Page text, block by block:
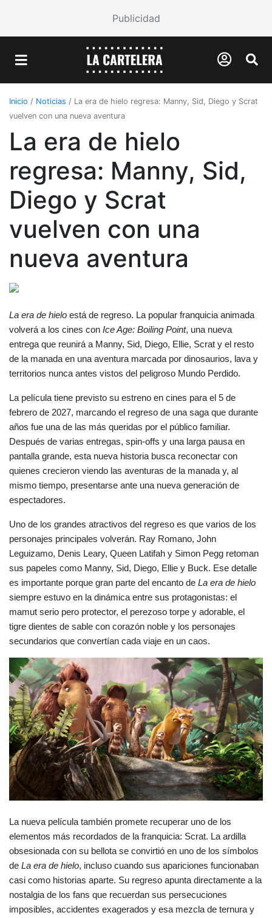
Publicidad
Inicio / Noticias / La era de hielo regresa: Manny, Sid, Diego y Scrat
vuelven con una nueva aventura
La era de hielo
regresa: Manny, Sid,
Diego y Scrat
vuelven con una
nueva aventura
La era de hielo está de regreso. La popular franquicia animada
volverá a los cines con Ice Age: Boiling Point, una nueva
entrega que reunirá a Manny, Sid, Diego, Ellie, Scrat y el resto
de la manada en una aventura marcada por dinosaurios, lava y
territorios nunca antes vistos del peligroso Mundo Perdido.
La película tiene previsto su estreno en cines para el 5 de
febrero de 2027, marcando el regreso de una saga que durante
años fue una de las más queridas por el público familiar.
Después de varias entregas, spin-offs y una larga pausa en
pantalla grande, esta nueva historia busca reconectar con
quienes crecieron viendo las aventuras de la manada y, al
mismo tiempo, presentarse ante una nueva generación de
espectadores.
Uno de los grandes atractivos del regreso es que varios de los
personajes principales volverán. Ray Romano, John
Leguizamo, Denis Leary, Queen Latifah y Simon Pegg retoman
sus papeles como Manny, Sid, Diego, Ellie y Buck. Ese detalle
es importante porque gran parte del encanto de La era de hielo
siempre estuvo en la dinámica entre sus protagonistas: el
mamut serio pero protector, el perezoso torpe y adorable, el
tigre dientes de sable con corazón noble y los personajes
secundarios que convertían cada viaje en un caos.
La nueva película también promete recuperar uno de los
elementos más recordados de la franquicia: Scrat. La ardilla
obsesionada con su bellota se convirtió en uno de los símbolos
de La era de hielo, incluso cuando sus apariciones funcionaban
casi como historias aparte. Su regreso apunta directamente a la
nostalgia de los fans que recuerdan sus persecuciones
imposibles, accidentes exagerados y esa mezcla de ternura y